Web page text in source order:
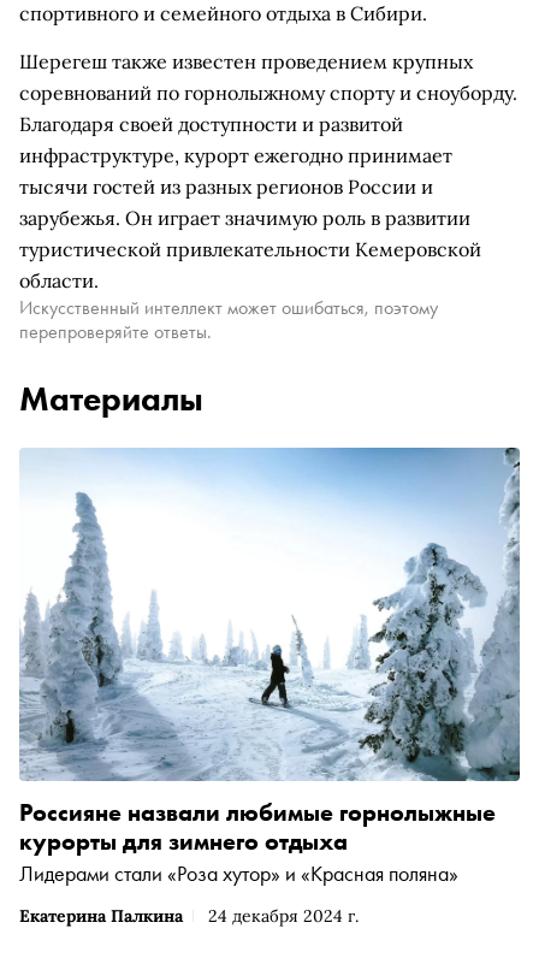
спортивного и семейного отдыха в Сибири.
Шерегеш также известен проведением крупных
соревнований по горнолыжному спорту и сноуборду.
Благодаря своей доступности и развитой
инфраструктуре, курорт ежегодно принимает
тысячи гостей из разных регионов России и
зарубежья. Он играет значимую роль в развитии
туристической привлекательности Кемеровской
области.
Искусственный интеллект может ошибаться, поэтому
перепроверяйте ответы.
Материалы
Екатерина Палкина 24 декабря 2024 г.
Россияне назвали любимые горнолыжные
курорты для зимнего отдыха
Лидерами стали «Роза хутор» и «Красная поляна»